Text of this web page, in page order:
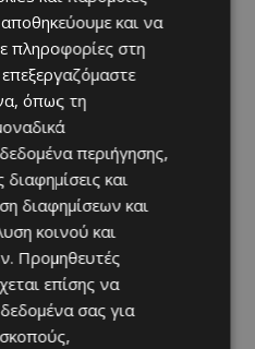
και να
πληροφορίες στη
όπως τη
περιήγησης,
διαφημίσεις και
διαφημίσεων και
κοινού και
Προμηθευτές
επίσης να
σας για